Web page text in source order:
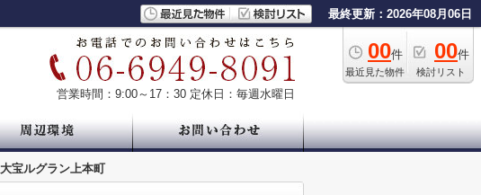
最終更新：2026年08月06日
00件
最近見た物件
00件
検討リスト
営業時間：9:00～17：30 定休日：毎週水曜日
大宝ルグラン上本町